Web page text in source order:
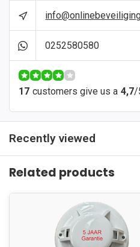
0252580580
17 customers give us a 4,7/
Recently viewed
Related products